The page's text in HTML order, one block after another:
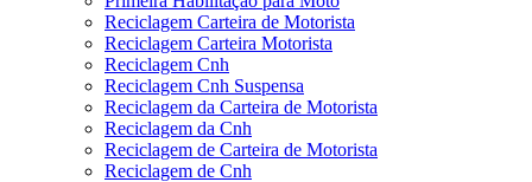
Reciclagem Carteira de Motorista
Reciclagem Carteira Motorista
Reciclagem Cnh
Reciclagem Cnh Suspensa
Reciclagem da Carteira de Motorista
Reciclagem da Cnh
Reciclagem de Carteira de Motorista
Reciclagem de Cnh